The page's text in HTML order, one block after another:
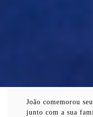
João comemorou
junto com a sua